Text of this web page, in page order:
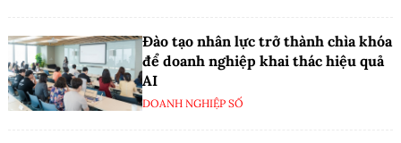
Đào tạo nhân lực trở thành chìa khóa
để doanh nghiệp khai thác hiệu quả
AI
DOANH NGHIỆP SỐ